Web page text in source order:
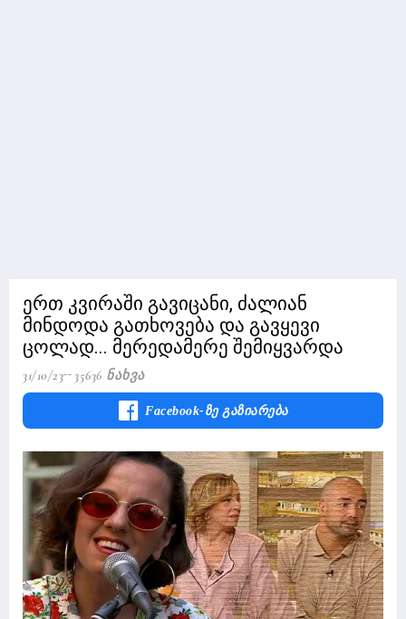
ერთ კვირაში გავიცანი, ძალიან
მინდოდა გათხოვება და გავყევი
ცოლად... მერედამერე შემიყვარდა
31/10/23 35636 Ნახვა
Facebook-Ზე Გაზიარება